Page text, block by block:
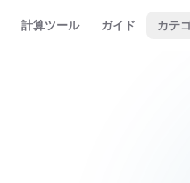
計算ツール ガイド カテ